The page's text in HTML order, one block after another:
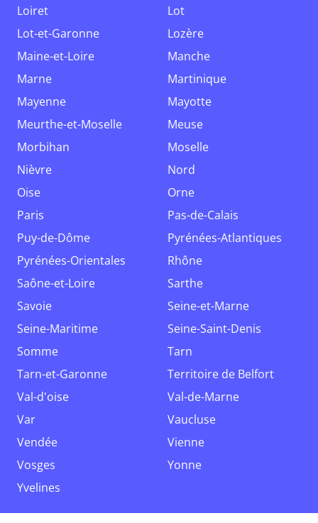
Loiret
Lot
Lot-et-Garonne
Lozère
Maine-et-Loire
Manche
Marne
Martinique
Mayenne
Mayotte
Meurthe-et-Moselle
Meuse
Morbihan
Moselle
Nièvre
Nord
Oise
Orne
Paris
Pas-de-Calais
Puy-de-Dôme
Pyrénées-Atlantiques
Pyrénées-Orientales
Rhône
Saône-et-Loire
Sarthe
Savoie
Seine-et-Marne
Seine-Maritime
Seine-Saint-Denis
Somme
Tarn
Tarn-et-Garonne
Territoire de Belfort
Val-d'oise
Val-de-Marne
Var
Vaucluse
Vendée
Vienne
Vosges
Yonne
Yvelines